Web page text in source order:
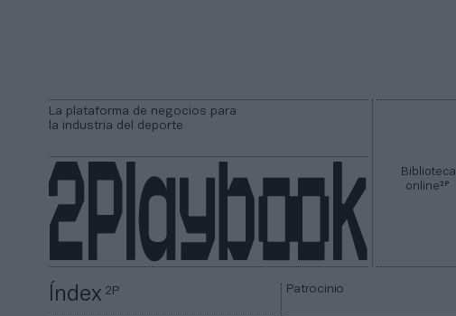
La plataforma de negocios para
la industria del deporte
Biblioteca
online2P
Índex2P Patrocinio